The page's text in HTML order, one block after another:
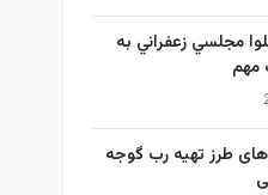
مجلسي زعفراني به
مهم
طرز تهیه رب گوجه